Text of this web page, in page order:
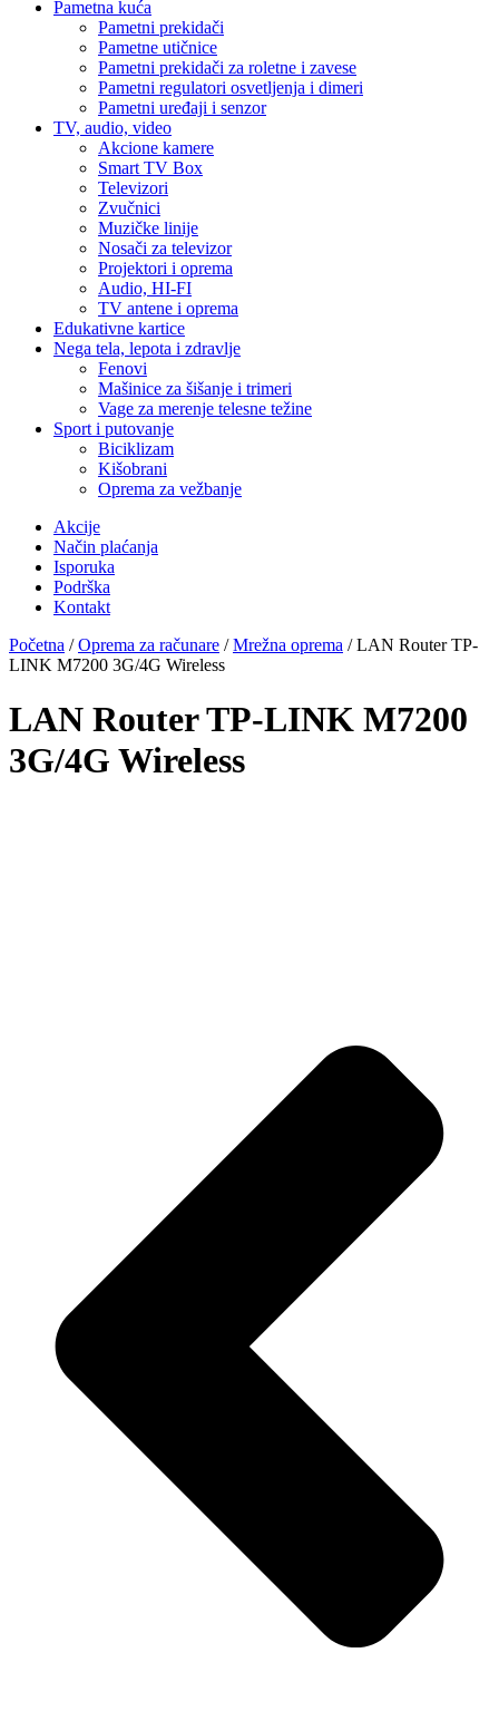
Pametna kuća
Pametni prekidači
Pametne utičnice
Pametni prekidači za roletne i zavese
Pametni regulatori osvetljenja i dimeri
Pametni uređaji i senzor
TV, audio, video
Akcione kamere
Smart TV Box
Televizori
Zvučnici
Muzičke linije
Nosači za televizor
Projektori i oprema
Audio, HI-FI
TV antene i oprema
Edukativne kartice
Nega tela, lepota i zdravlje
Fenovi
Mašinice za šišanje i trimeri
Vage za merenje telesne težine
Sport i putovanje
Biciklizam
Kišobrani
Oprema za vežbanje
Akcije
Način plaćanja
Isporuka
Podrška
Kontakt
Početna /Oprema za računare /Mrežna oprema / LAN Router TP-
LINK M7200 3G/4G Wireless
LAN Router TP-LINK M7200
3G/4G Wireless